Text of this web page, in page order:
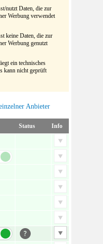
nutzt Daten, die zur
Werbung verwendet
keine Daten, die zur
Werbung genutzt
ein technisches
kann nicht geprüft